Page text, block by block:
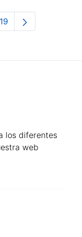
intermedias Use
Página
19
los diferentes
web